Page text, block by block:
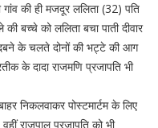
की ही मजदूर ललिता (32) पति
बच्चे को ललिता बचा पाती दीवार
दबने के चलते दोनों की भट्टे की आग
के दादा राजमणि प्रजापति भी
निकलवाकर पोस्टमार्टम के लिए
राजपाल प्रजापति को भी